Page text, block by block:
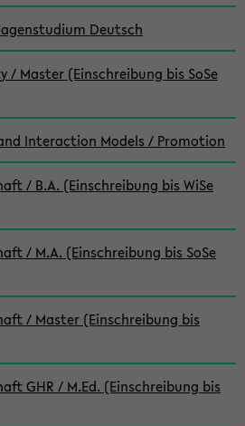
Deutsch
/ Master (Einschreibung bis SoSe
Interaction Models / Promotion
/ B.A. (Einschreibung bis WiSe
/ M.A. (Einschreibung bis SoSe
/ Master (Einschreibung bis
GHR / M.Ed. (Einschreibung bis